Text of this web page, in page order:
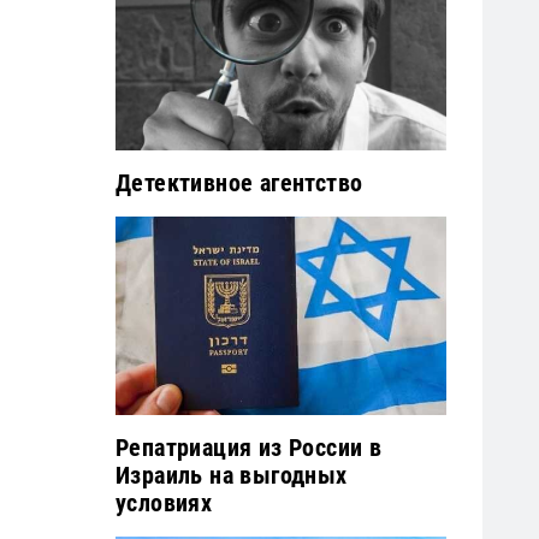
Детективное агентство
Репатриация из России в
Израиль на выгодных
условиях